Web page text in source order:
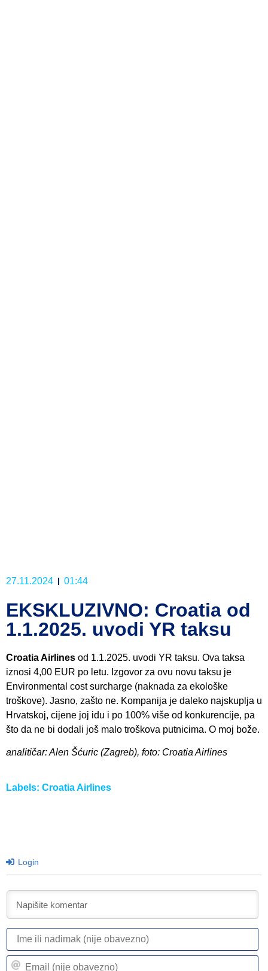
27.11.2024 01:44
EKSKLUZIVNO: Croatia od
1.1.2025. uvodi YR taksu
Croatia Airlines od 1.1.2025. uvodi YR taksu. Ova taksa
iznosi 4,00 EUR po letu. Izgovor za ovu novu taksu je
Environmental cost surcharge (naknada za ekološke
troškove). Jasno, zašto ne. Kompanija je daleko najskuplja u
Hrvatskoj, cijene joj idu i po 100% više od konkurencije, pa
što da ne bi dodali još malo troškova putnicima. O moj bože.
analitičar: Alen Šćuric (Zagreb), foto: Croatia Airlines
Labels: Croatia Airlines
Login